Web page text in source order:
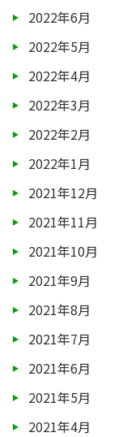
2022年6月
2022年5月
2022年4月
2022年3月
2022年2月
2022年1月
2021年12月
2021年11月
2021年10月
2021年9月
2021年8月
2021年7月
2021年6月
2021年5月
2021年4月